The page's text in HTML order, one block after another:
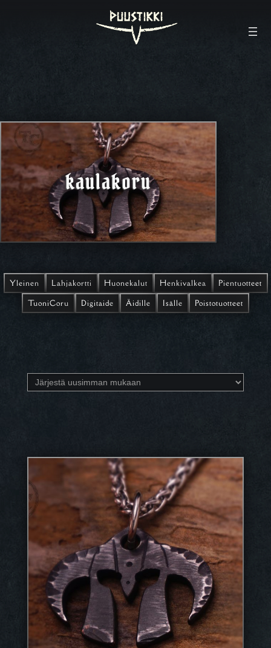
kaulakoru
Yleinen Lahjakortti Huonekalut Henkivalkea
Pientuotteet
TuoniCoru
Digitaide Äidille Isälle Poistotuotteet